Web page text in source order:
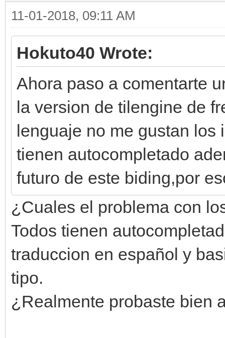
11-01-2018, 09:11 AM
Hokuto40 Wrote:
Ahora paso a comentarte
la version de tilengine de
lenguaje no me gustan los
tienen autocompletado
futuro de este biding,por
¿Cuales el problema con
Todos tienen
traduccion en español y
tipo.
¿Realmente probaste bien